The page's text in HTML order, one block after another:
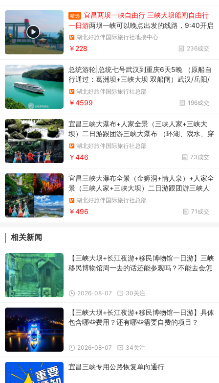
精选
宜昌两坝一峡自由行 三峡大坝船闸自由行
一日游两坝一峡可以晚点出发的线路，9:40开启
三峡之旅。两坝一峡游船过葛洲坝船闸
湖北好旅伴国际旅行社地接中心
236成交
￥228
总统游轮|总统七号武汉到重庆6天5晚 （原船自
行通过：葛洲坝+三峡大坝 双船闸）武汉/岳阳/
洞庭湖/葛洲坝船闸/三峡大坝/西陵峡/三峡大坝
五级船闸/神女溪/巫峡/白帝城/瞿塘峡/丰都/重庆
湖北好旅伴国际旅行社总部
196成交
￥4599
宜昌三峡大瀑布+人家全景（三峡人家+三峡大
坝）二日游跟团游三峡大瀑布 （环湖、戏水、穿
瀑和悬崖观瀑）/三峡人家+三峡大坝
湖北好旅伴国际旅行社总部
73成交
￥446
宜昌三峡大瀑布全景（金狮洞+情人泉）+人家全
景（三峡人家+三峡大坝）二日游跟团游三峡人
家+三峡大坝+三峡大瀑布+金狮洞+情人泉（赠
送）
湖北好旅伴国际旅行社总部
71成交
￥496
相关新闻
【三峡大坝+长江夜游+移民博物馆一日游】三峡
移民博物馆周一去的话还能参观吗？不能去会怎
30关注
2026-08-07
【三峡大坝+长江夜游+移民博物馆一日游】具体
包含哪些费用？还有哪些需要自费的项目？
34关注
2026-08-07
宜昌三峡专用公路恢复单向通行